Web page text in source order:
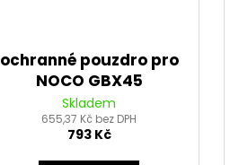
ochranné pouzdro pro
NOCO GBX45
Skladem
655,37 Kč bez DPH
793 Kč